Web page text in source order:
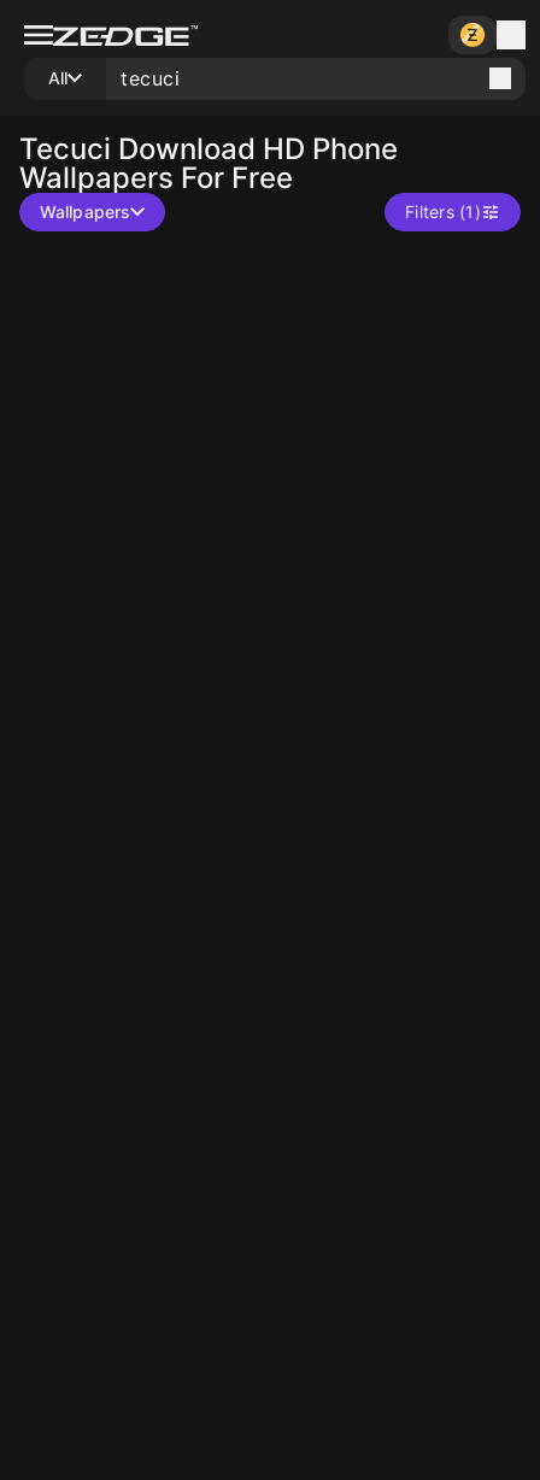
All
Tecuci Download HD Phone
Wallpapers For Free
Wallpapers Filters (1)